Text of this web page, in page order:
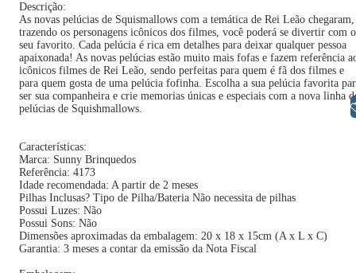
Descrição:
As novas pelúcias de Squismallows com a temática de Rei Leão chegaram,
trazendo os personagens icônicos dos filmes, você poderá se divertir com o
seu favorito. Cada pelúcia é rica em detalhes para deixar qualquer pessoa
apaixonada! As novas pelúcias estão muito mais fofas e fazem referência
icônicos filmes de Rei Leão, sendo perfeitas para quem é fã dos filmes e
para quem gosta de uma pelúcia fofinha. Escolha a sua pelúcia favorita
ser sua companheira e crie memorias únicas e especiais com a nova linha
pelúcias de Squishmallows.
Características:
Marca: Sunny Brinquedos
Referência: 4173
Idade recomendada: A partir de 2 meses
Pilhas Inclusas? Tipo de Pilha/Bateria Não necessita de pilhas
Possui Luzes: Não
Possui Sons: Não
Dimensões aproximadas da embalagem: 20 x 18 x 15cm (A x L x C)
Garantia: 3 meses a contar da emissão da Nota Fiscal